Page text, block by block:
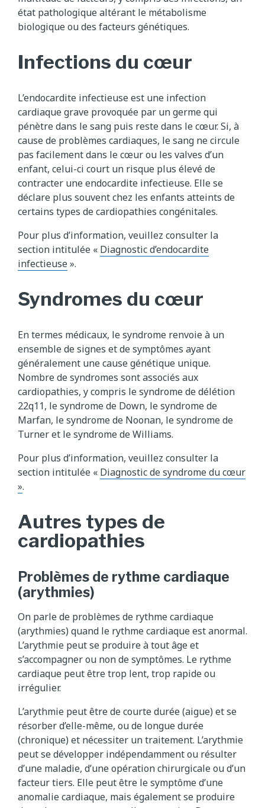
état pathologique altérant le métabolisme
biologique ou des facteurs génétiques.
Infections du cœur
L’endocardite infectieuse est une infection
cardiaque grave provoquée par un germe qui
pénètre dans le sang puis reste dans le cœur. Si, à
cause de problèmes cardiaques, le sang ne circule
pas facilement dans le cœur ou les valves d’un
enfant, celui-ci court un risque plus élevé de
contracter une endocardite infectieuse. Elle se
déclare plus souvent chez les enfants atteints de
certains types de cardiopathies congénitales.
Pour plus d’information, veuillez consulter la
section intitulée « Diagnostic d’endocardite
infectieuse».
Syndromes du cœur
En termes médicaux, le syndrome renvoie à un
ensemble de signes et de symptômes ayant
généralement une cause génétique unique.
Nombre de syndromes sont associés aux
cardiopathies, y compris le syndrome de délétion
22q11, le syndrome de Down, le syndrome de
Marfan, le syndrome de Noonan, le syndrome de
Turner et le syndrome de Williams.
Pour plus d’information, veuillez consulter la
section intitulée « Diagnostic de syndrome du cœur
».
Autres types de
cardiopathies
Problèmes de rythme cardiaque
(arythmies)
On parle de problèmes de rythme cardiaque
(arythmies) quand le rythme cardiaque est anormal.
L’arythmie peut se produire à tout âge et
s’accompagner ou non de symptômes. Le rythme
cardiaque peut être trop lent, trop rapide ou
irrégulier.
L’arythmie peut être de courte durée (aigue) et se
résorber d’elle-même, ou de longue durée
(chronique) et nécessiter un traitement. L’arythmie
peut se développer indépendamment ou résulter
d’une maladie, d’une opération chirurgicale ou d’un
facteur tiers. Elle peut être le symptôme d’une
anomalie cardiaque, mais également se produire